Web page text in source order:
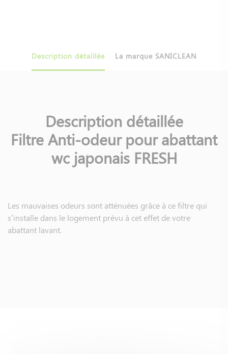
Description détaillée La marque SANICLEAN
Description détaillée
Filtre Anti-odeur pour abattant
wc japonais FRESH
Les mauvaises odeurs sont atténuées grâce à ce filtre qui
s’installe dans le logement prévu à cet effet de votre
abattant lavant.